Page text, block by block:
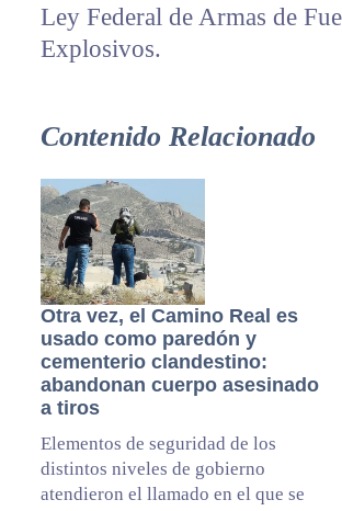
Ley Federal de Armas de
Explosivos.
Contenido Relacionado
Otra vez, el Camino Real es
usado como paredón y
cementerio clandestino:
abandonan cuerpo asesinado
a tiros
Elementos de seguridad de los
distintos niveles de gobierno
atendieron el llamado en el que se